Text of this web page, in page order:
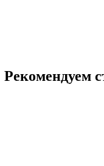
Рекомендуем